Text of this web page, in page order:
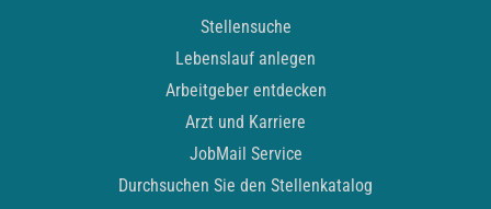
Stellensuche
Lebenslauf anlegen
Arbeitgeber entdecken
Arzt und Karriere
JobMail Service
Durchsuchen Sie den Stellenkatalog